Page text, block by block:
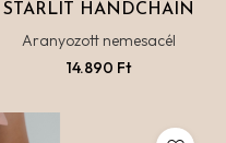
STARLIT HANDCHAIN
Aranyozott nemesacél
14.890 Ft